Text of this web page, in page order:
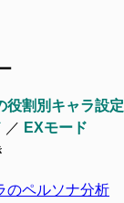
役割別キャラ設定
／ EXモード
のペルソナ分析